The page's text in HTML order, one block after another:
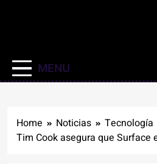
MENU
Home Noticias
Tecnología
Tim Cook asegura que Surface